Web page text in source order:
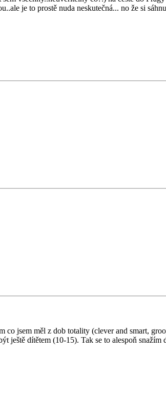
je to prostě nuda neskutečná... no že si
jsem měl z dob totality (clever and smart,
ještě dítětem (10-15). Tak se to alespoň snažím